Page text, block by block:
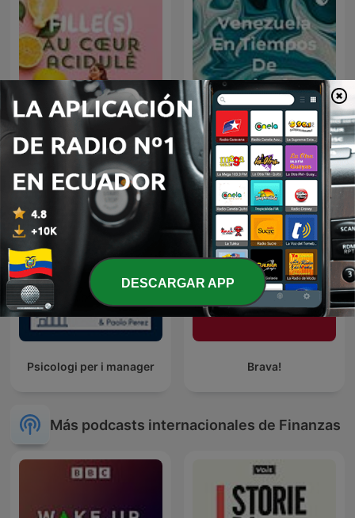
Fille(s) au cœur acidulé
🇻🇪Venezuela En
Tiempos De marketing
🇻🇪
Psicologi per i manager Brava!
Más podcasts internacionales de Finanzas
DESCARGAR APP